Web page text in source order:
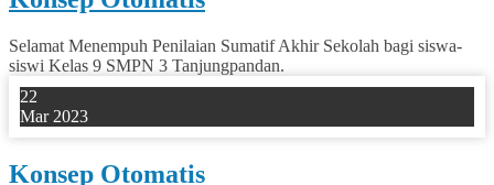
Selamat Menempuh Penilaian Sumatif Akhir Sekolah bagi siswa-
siswi Kelas 9 SMPN 3 Tanjungpandan.
22
Mar 2023
Konsep Otomatis